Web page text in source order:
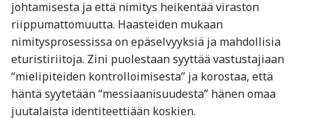
johtamisesta ja että nimitys heikentää viraston
riippumattomuutta. Haasteiden mukaan
nimitysprosessissa on epäselvyyksiä ja mahdollisia
eturistiriitoja. Zini puolestaan syyttää vastustajiaan
“mielipiteiden kontrolloimisesta” ja korostaa, että
häntä syytetään “messiaanisuudesta” hänen omaa
juutalaista identiteettiään koskien.